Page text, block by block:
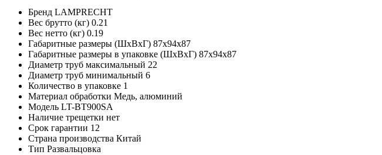
Бренд LAMPRECHT
Вес брутто (кг) 0.21
Вес нетто (кг) 0.19
Габаритные размеры (ШxВxГ) 87x94x87
Габаритные размеры в упаковке (ШxВxГ) 87x94x87
Диаметр труб максимальный 22
Диаметр труб минимальный 6
Количество в упаковке 1
Материал обработки Медь, алюминий
Модель LT-BT900SA
Наличие трещетки нет
Срок гарантии 12
Страна производства Китай
Тип Развальцовка